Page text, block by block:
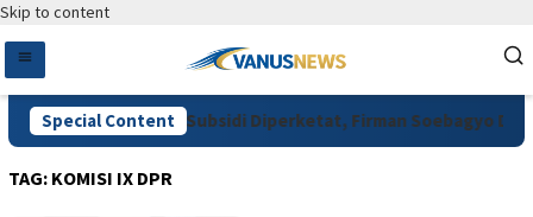
Skip to content
Special Content
Pupuk Subsidi Diperketat, Firman Soebagyo Dorong
TAG: KOMISI IX DPR